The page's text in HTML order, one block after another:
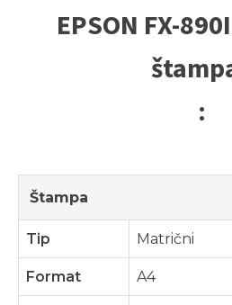
EPSON FX-
:
Štampa
Tip Matrični
Format A4